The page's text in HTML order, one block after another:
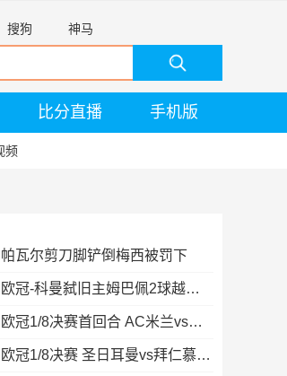
搜狗 神马
比分直播 手机版
频
瓦尔剪刀脚铲倒梅西被罚下
2月15日 欧冠-科曼弑旧主姆巴佩2球越位无效
2月15日 欧冠1/8决赛首回合 AC米兰vs热刺 录像 集锦
2月15日 欧冠1/8决赛 圣日耳曼vs拜仁慕尼黑 录像 集锦